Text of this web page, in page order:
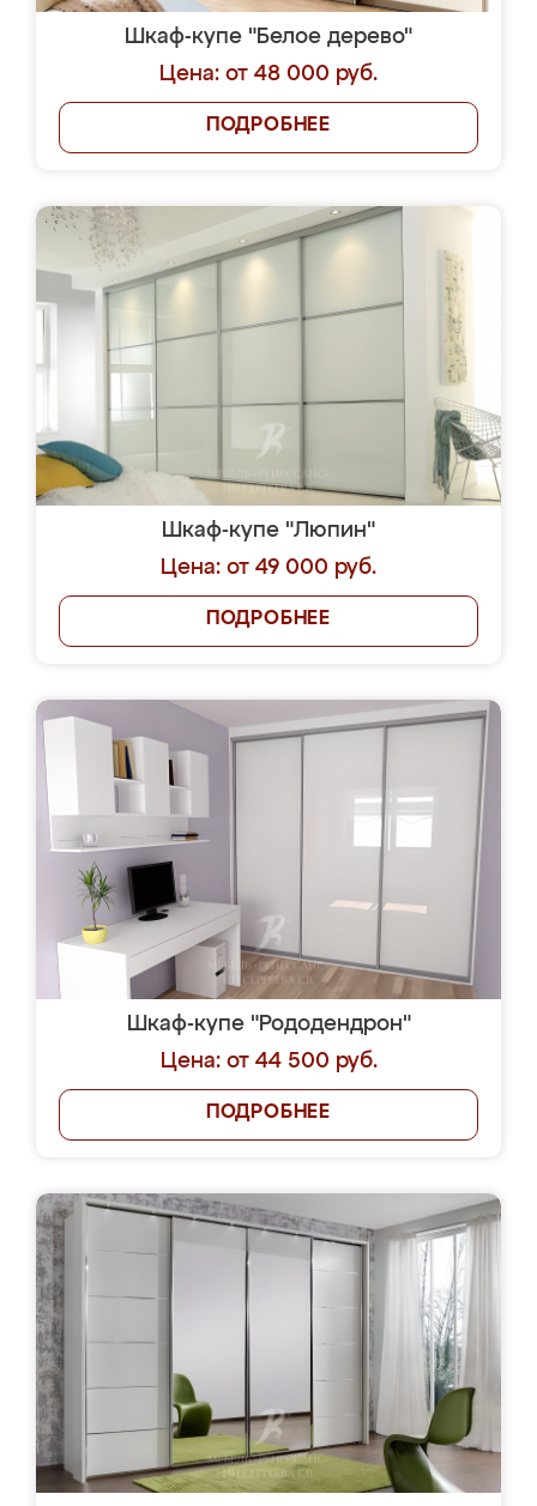
Шкаф-купе "Белое дерево"
Цена: от 48 000 руб.
ПОДРОБНЕЕ
Шкаф-купе "Люпин"
Цена: от 49 000 руб.
ПОДРОБНЕЕ
Шкаф-купе "Рододендрон"
Цена: от 44 500 руб.
ПОДРОБНЕЕ